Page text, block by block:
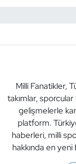
Milli Fanatikler,
takımlar,
gelişmelerle
platform.
haberleri, milli
hakkında en yeni